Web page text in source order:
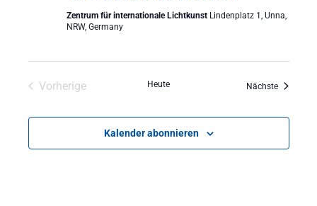
Zentrum für internationale Lichtkunst Lindenplatz 1, Unna,
NRW, Germany
Vorherige
Heute Nächste
Kalender abonnieren